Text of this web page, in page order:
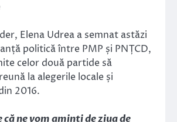
Elena Udrea a semnat astăzi
politică între PMP și PNȚCD,
celor două partide să
la alegerile locale și
2016.
că ne vom aminti de ziua de